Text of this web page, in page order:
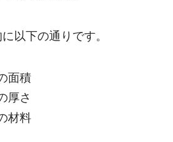
以下の通りです。
面積
厚さ
材料